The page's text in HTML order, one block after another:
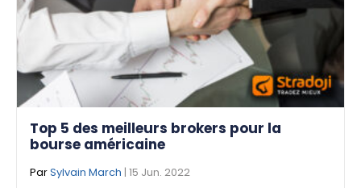
Top 5 des meilleurs brokers pour la
bourse américaine
ParSylvain March | 15 Jun. 2022